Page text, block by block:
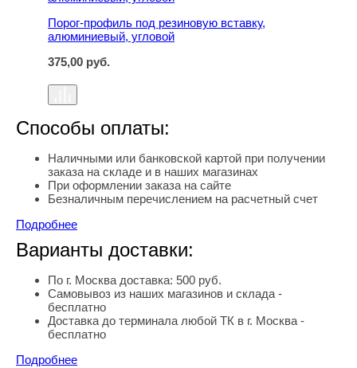
Порог-профиль под резиновую вставку,
алюминиевый, угловой
375,00 руб.
Способы оплаты:
Наличными или банковской картой при получении
заказа на складе и в наших магазинах
При оформлении заказа на сайте
Безналичным перечислением на расчетный счет
Подробнее
Варианты доставки:
По г. Москва доставка: 500 руб.
Самовывоз из наших магазинов и склада -
бесплатно
Доставка до терминала любой ТК в г. Москва -
бесплатно
Подробнее